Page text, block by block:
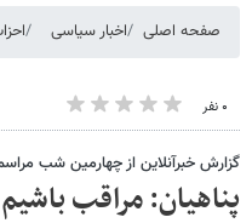
صفحه اصلی اخبار سیاسی
۰ نفر
گزارش خبرآنلاین از چهارمین شب
پناهیان: مراقب